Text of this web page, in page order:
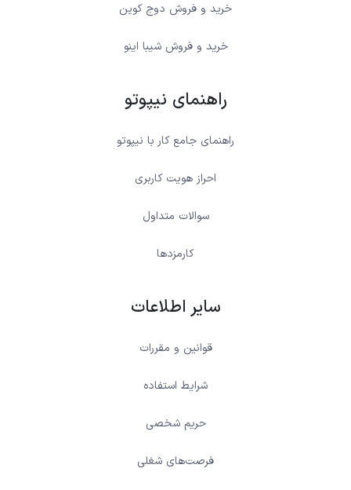
خرید و فروش دوج کوین
خرید و فروش شیبا اینو
راهنمای نیپوتو
راهنمای جامع کار با نیپوتو
احراز هویت کاربری
سوالات متداول
کارمزدها
سایر اطلاعات
قوانین و مقررات
شرایط استفاده
حریم شخصی
فرصت‌های شغلی